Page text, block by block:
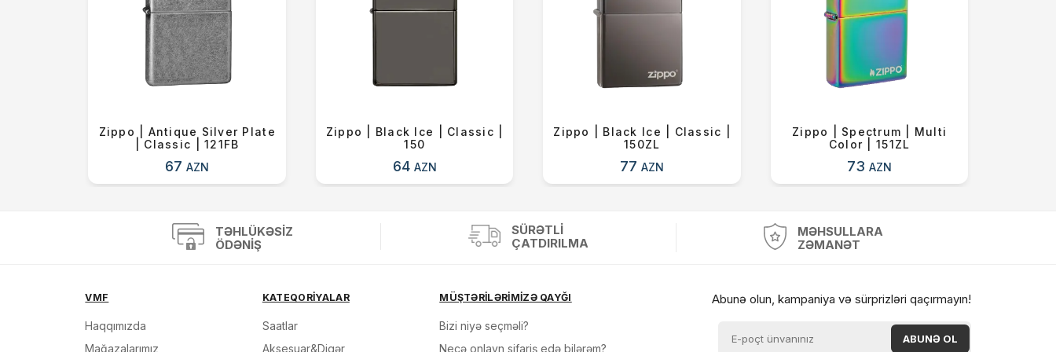
Zippo | Antique Silver Plate
| Classic | 121FB
67AZN
Zippo | Black Ice | Classic |
150
64 AZN
Zippo | Black Ice | Classic |
150ZL
77AZN
Zippo | Spectrum | Multi
Color | 151ZL
73AZN
TƏHLÜKƏSIZ
ÖDƏNIŞ
SÜRƏTLI
ÇATDIRILMA
MƏHSULLARA
ZƏMANƏT
VMF
Haqqımızda
Mağazalarımız
KATEQORİYALAR
Saatlar
Aksesuar&Digər
MÜŞTƏRİLƏRİMİZƏ QAYĞI
Bizi niyə seçməli?
Necə onlayn sifariş edə bilərəm?
Abunə olun, kampaniya və sürprizləri qaçırmayın!